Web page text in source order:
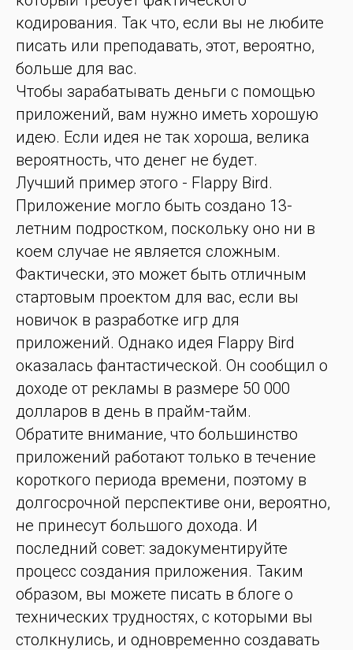
кодирования. Так что, если вы не любите
писать или преподавать, этот, вероятно,
больше для вас.
Чтобы зарабатывать деньги с помощью
приложений, вам нужно иметь хорошую
идею. Если идея не так хороша, велика
вероятность, что денег не будет.
Лучший пример этого - Flappy Bird.
Приложение могло быть создано 13-
летним подростком, поскольку оно ни в
коем случае не является сложным.
Фактически, это может быть отличным
стартовым проектом для вас, если вы
новичок в разработке игр для
приложений. Однако идея Flappy Bird
оказалась фантастической. Он сообщил о
доходе от рекламы в размере 50 000
долларов в день в прайм-тайм.
Обратите внимание, что большинство
приложений работают только в течение
короткого периода времени, поэтому в
долгосрочной перспективе они, вероятно,
не принесут большого дохода. И
последний совет: задокументируйте
процесс создания приложения. Таким
образом, вы можете писать в блоге о
технических трудностях, с которыми вы
столкнулись, и одновременно создавать